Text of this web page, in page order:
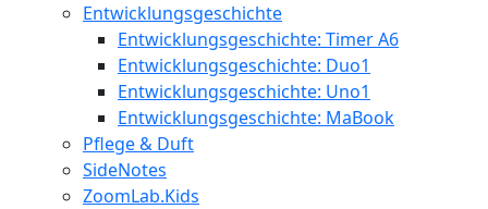
Entwicklungsgeschichte
Entwicklungsgeschichte: Timer A6
Entwicklungsgeschichte: Duo1
Entwicklungsgeschichte: Uno1
Entwicklungsgeschichte: MaBook
Pflege & Duft
SideNotes
ZoomLab.Kids